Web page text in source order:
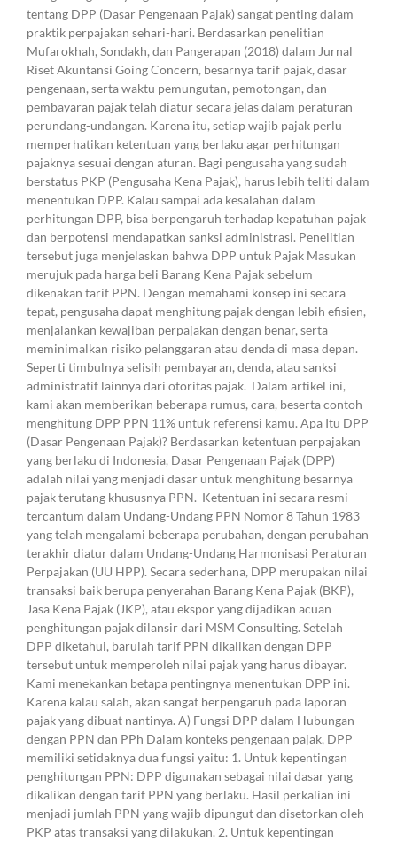
tentang DPP (Dasar Pengenaan Pajak) sangat penting dalam
praktik perpajakan sehari-hari. Berdasarkan penelitian
Mufarokhah, Sondakh, dan Pangerapan (2018) dalam Jurnal
Riset Akuntansi Going Concern, besarnya tarif pajak, dasar
pengenaan, serta waktu pemungutan, pemotongan, dan
pembayaran pajak telah diatur secara jelas dalam peraturan
perundang-undangan. Karena itu, setiap wajib pajak perlu
memperhatikan ketentuan yang berlaku agar perhitungan
pajaknya sesuai dengan aturan. Bagi pengusaha yang sudah
berstatus PKP (Pengusaha Kena Pajak), harus lebih teliti dalam
menentukan DPP. Kalau sampai ada kesalahan dalam
perhitungan DPP, bisa berpengaruh terhadap kepatuhan pajak
dan berpotensi mendapatkan sanksi administrasi. Penelitian
tersebut juga menjelaskan bahwa DPP untuk Pajak Masukan
merujuk pada harga beli Barang Kena Pajak sebelum
dikenakan tarif PPN. Dengan memahami konsep ini secara
tepat, pengusaha dapat menghitung pajak dengan lebih efisien,
menjalankan kewajiban perpajakan dengan benar, serta
meminimalkan risiko pelanggaran atau denda di masa depan.
Seperti timbulnya selisih pembayaran, denda, atau sanksi
administratif lainnya dari otoritas pajak. Dalam artikel ini,
kami akan memberikan beberapa rumus, cara, beserta contoh
menghitung DPP PPN 11% untuk referensi kamu. Apa Itu DPP
(Dasar Pengenaan Pajak)? Berdasarkan ketentuan perpajakan
yang berlaku di Indonesia, Dasar Pengenaan Pajak (DPP)
adalah nilai yang menjadi dasar untuk menghitung besarnya
pajak terutang khususnya PPN. Ketentuan ini secara resmi
tercantum dalam Undang-Undang PPN Nomor 8 Tahun 1983
yang telah mengalami beberapa perubahan, dengan perubahan
terakhir diatur dalam Undang-Undang Harmonisasi Peraturan
Perpajakan (UU HPP). Secara sederhana, DPP merupakan nilai
transaksi baik berupa penyerahan Barang Kena Pajak (BKP),
Jasa Kena Pajak (JKP), atau ekspor yang dijadikan acuan
penghitungan pajak dilansir dari MSM Consulting. Setelah
DPP diketahui, barulah tarif PPN dikalikan dengan DPP
tersebut untuk memperoleh nilai pajak yang harus dibayar.
Kami menekankan betapa pentingnya menentukan DPP ini.
Karena kalau salah, akan sangat berpengaruh pada laporan
pajak yang dibuat nantinya. A) Fungsi DPP dalam Hubungan
dengan PPN dan PPh Dalam konteks pengenaan pajak, DPP
memiliki setidaknya dua fungsi yaitu: 1. Untuk kepentingan
penghitungan PPN: DPP digunakan sebagai nilai dasar yang
dikalikan dengan tarif PPN yang berlaku. Hasil perkalian ini
menjadi jumlah PPN yang wajib dipungut dan disetorkan oleh
PKP atas transaksi yang dilakukan. 2. Untuk kepentingan